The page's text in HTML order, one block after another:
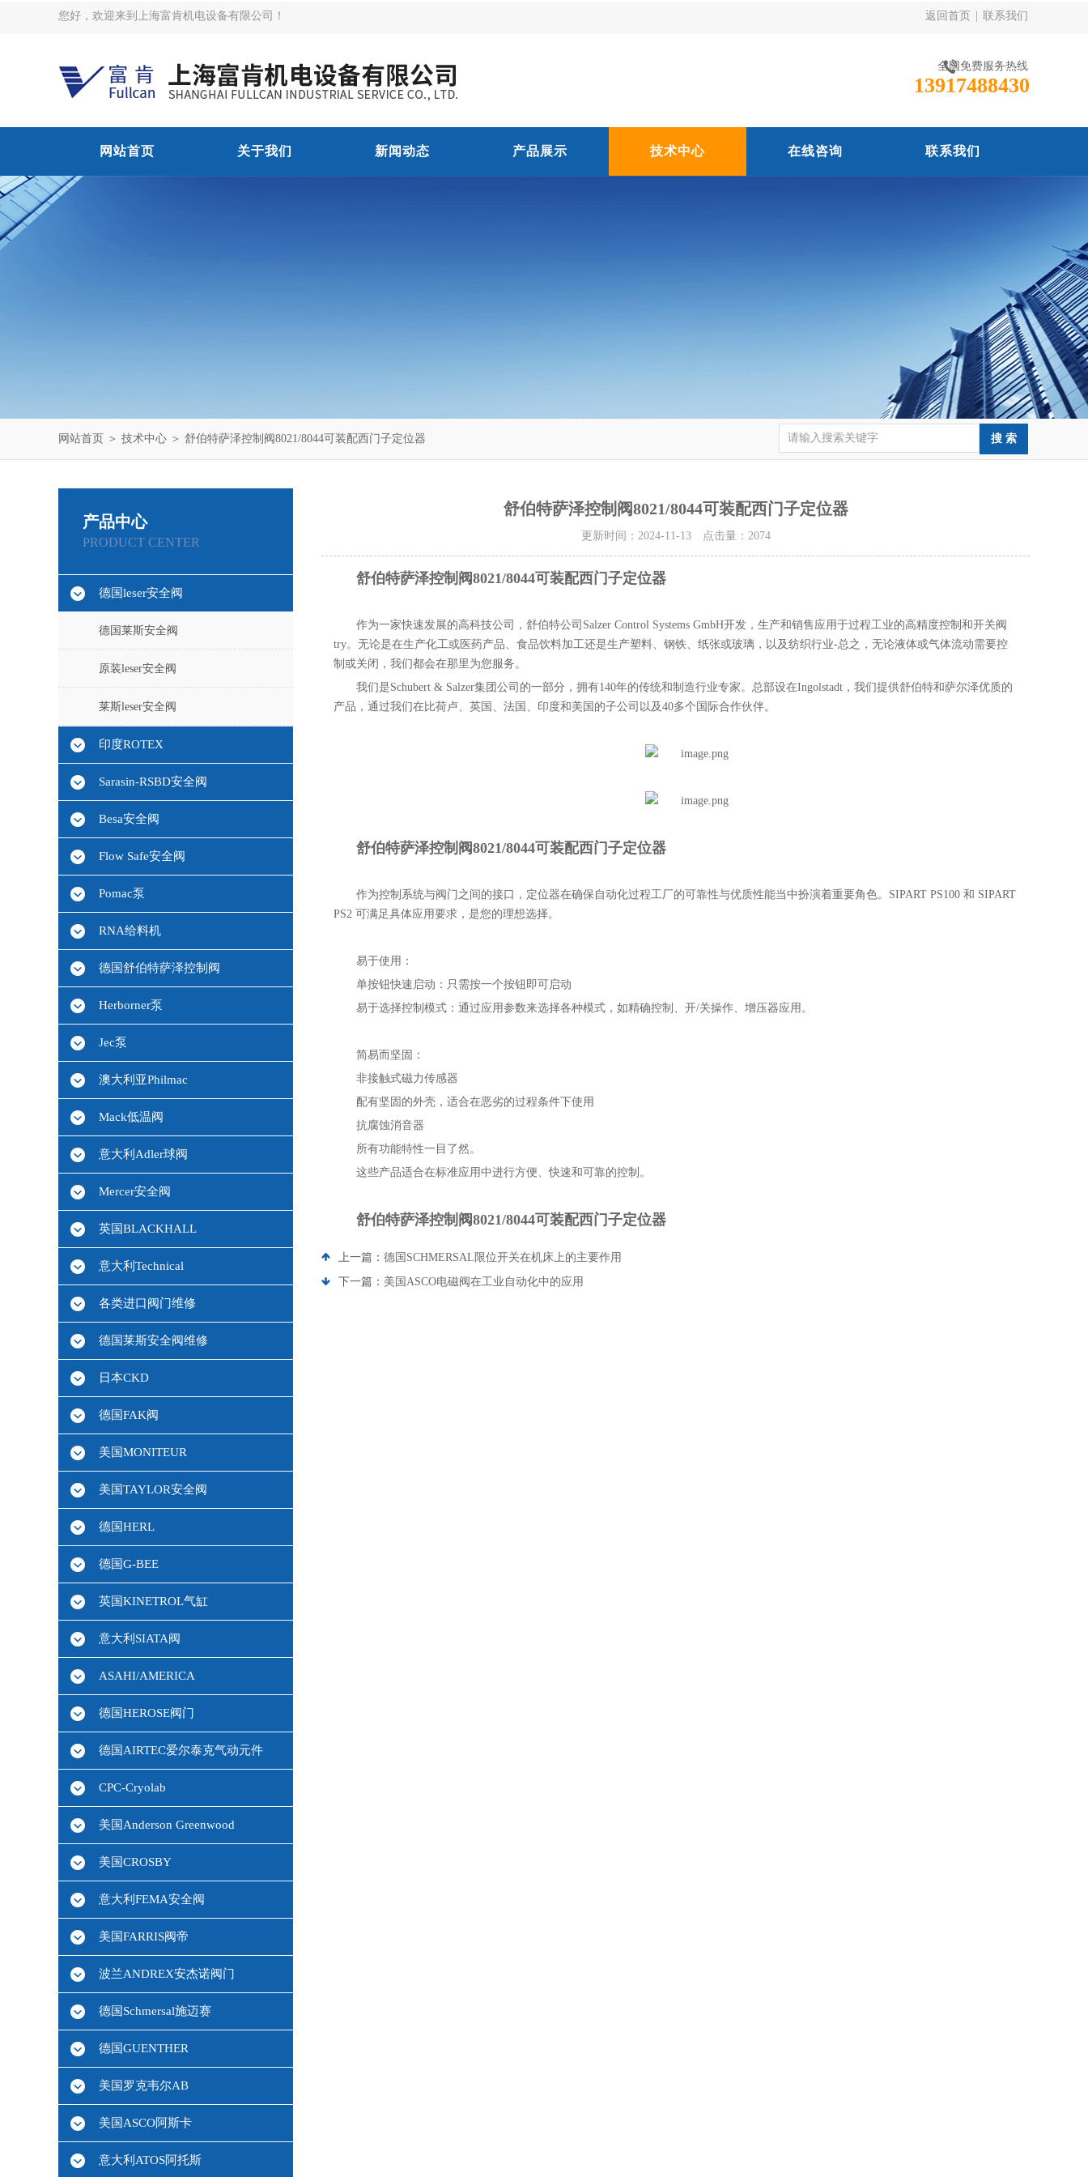
您好，欢迎来到上海富肯机电设备有限公司！ 返回首页 联系我们
全国免费服务热线
13917488430
网站首页 关于我们 新闻动态 产品展示 技术中心 在线咨询 联系我们
网站首页 ＞ 技术中心 ＞ 舒伯特萨泽控制阀8021/8044可装配西门子定位器
产品中心
PRODUCT CENTER
德国leser安全阀
德国莱斯安全阀
原装leser安全阀
莱斯leser安全阀
印度ROTEX
Sarasin-RSBD安全阀
Besa安全阀
Flow Safe安全阀
Pomac泵
RNA给料机
德国舒伯特萨泽控制阀
Herborner泵
Jec泵
澳大利亚Philmac
Mack低温阀
意大利Adler球阀
Mercer安全阀
英国BLACKHALL
意大利Technical
各类进口阀门维修
德国莱斯安全阀维修
日本CKD
德国FAK阀
美国MONITEUR
美国TAYLOR安全阀
德国HERL
德国G-BEE
英国KINETROL气缸
意大利SIATA阀
ASAHI/AMERICA
德国HEROSE阀门
德国AIRTEC爱尔泰克气动元件
CPC-Cryolab
美国Anderson Greenwood
美国CROSBY
意大利FEMA安全阀
美国FARRIS阀帝
波兰ANDREX安杰诺阀门
德国Schmersal施迈赛
德国GUENTHER
美国罗克韦尔AB
美国ASCO阿斯卡
意大利ATOS阿托斯
舒伯特萨泽控制阀8021/8044可装配西门子定位器
更新时间：2024-11-13 点击量： 2074
舒伯特萨泽控制阀8021/8044可装配西门子定位器
作为一家快速发展的高科技公司，舒伯特公司Salzer Control Systems GmbH开发，生产和销售应用于过程工业的高精度控制和开关阀
try。无论是在生产化工或医药产品、食品饮料加工还是生产塑料、钢铁、纸张或玻璃，以及纺织行业-总之，无论液体或气体流动需要控
制或关闭，我们都会在那里为您服务。
我们是Schubert & Salzer集团公司的一部分，拥有140年的传统和制造行业专家。总部设在Ingolstadt，我们提供舒伯特和萨尔泽优质的
产品，通过我们在比荷卢、英国、法国、印度和美国的子公司以及40多个国际合作伙伴。
舒伯特萨泽控制阀8021/8044可装配西门子定位器
作为控制系统与阀门之间的接口，定位器在确保自动化过程工厂的可靠性与优质性能当中扮演着重要角色。SIPART PS100 和 SIPART
PS2 可满足具体应用要求，是您的理想选择。
易于使用：
单按钮快速启动：只需按一个按钮即可启动
易于选择控制模式：通过应用参数来选择各种模式，如精确控制、开/关操作、增压器应用。
简易而坚固：
非接触式磁力传感器
配有坚固的外壳，适合在恶劣的过程条件下使用
抗腐蚀消音器
所有功能特性一目了然。
这些产品适合在标准应用中进行方便、快速和可靠的控制。
舒伯特萨泽控制阀8021/8044可装配西门子定位器
上一篇： 德国SCHMERSAL限位开关在机床上的主要作用
下一篇： 美国ASCO电磁阀在工业自动化中的应用